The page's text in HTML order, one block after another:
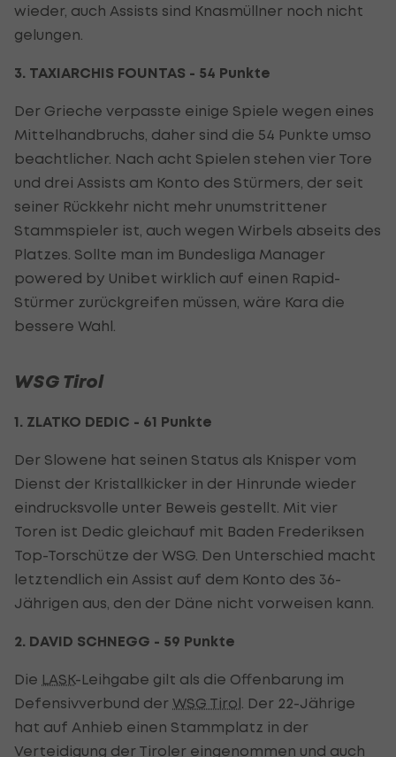
wieder, auch Assists sind Knasmüllner noch nicht
gelungen.
3. TAXIARCHIS FOUNTAS - 54 Punkte
Der Grieche verpasste einige Spiele wegen eines
Mittelhandbruchs, daher sind die 54 Punkte umso
beachtlicher. Nach acht Spielen stehen vier Tore
und drei Assists am Konto des Stürmers, der seit
seiner Rückkehr nicht mehr unumstrittener
Stammspieler ist, auch wegen Wirbels abseits des
Platzes. Sollte man im Bundesliga Manager
powered by Unibet wirklich auf einen Rapid-
Stürmer zurückgreifen müssen, wäre Kara die
bessere Wahl.
WSG Tirol
1. ZLATKO DEDIC - 61 Punkte
Der Slowene hat seinen Status als Knisper vom
Dienst der Kristallkicker in der Hinrunde wieder
eindrucksvolle unter Beweis gestellt. Mit vier
Toren ist Dedic gleichauf mit Baden Frederiksen
Top-Torschütze der WSG. Den Unterschied macht
letztendlich ein Assist auf dem Konto des 36-
Jährigen aus, den der Däne nicht vorweisen kann.
2. DAVID SCHNEGG - 59 Punkte
Die LASK-Leihgabe gilt als die Offenbarung im
Defensivverbund der WSG Tirol . Der 22-Jährige
hat auf Anhieb einen Stammplatz in der
Verteidigung der Tiroler eingenommen und auch